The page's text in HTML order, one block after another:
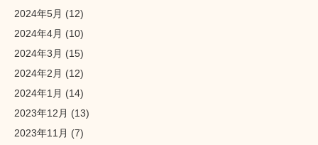
2024年5月 (12)
2024年4月 (10)
2024年3月 (15)
2024年2月 (12)
2024年1月 (14)
2023年12月 (13)
2023年11月 (7)